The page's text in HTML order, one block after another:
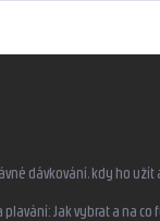
dávkování, kdy ho užít
Jak vybrat a na co